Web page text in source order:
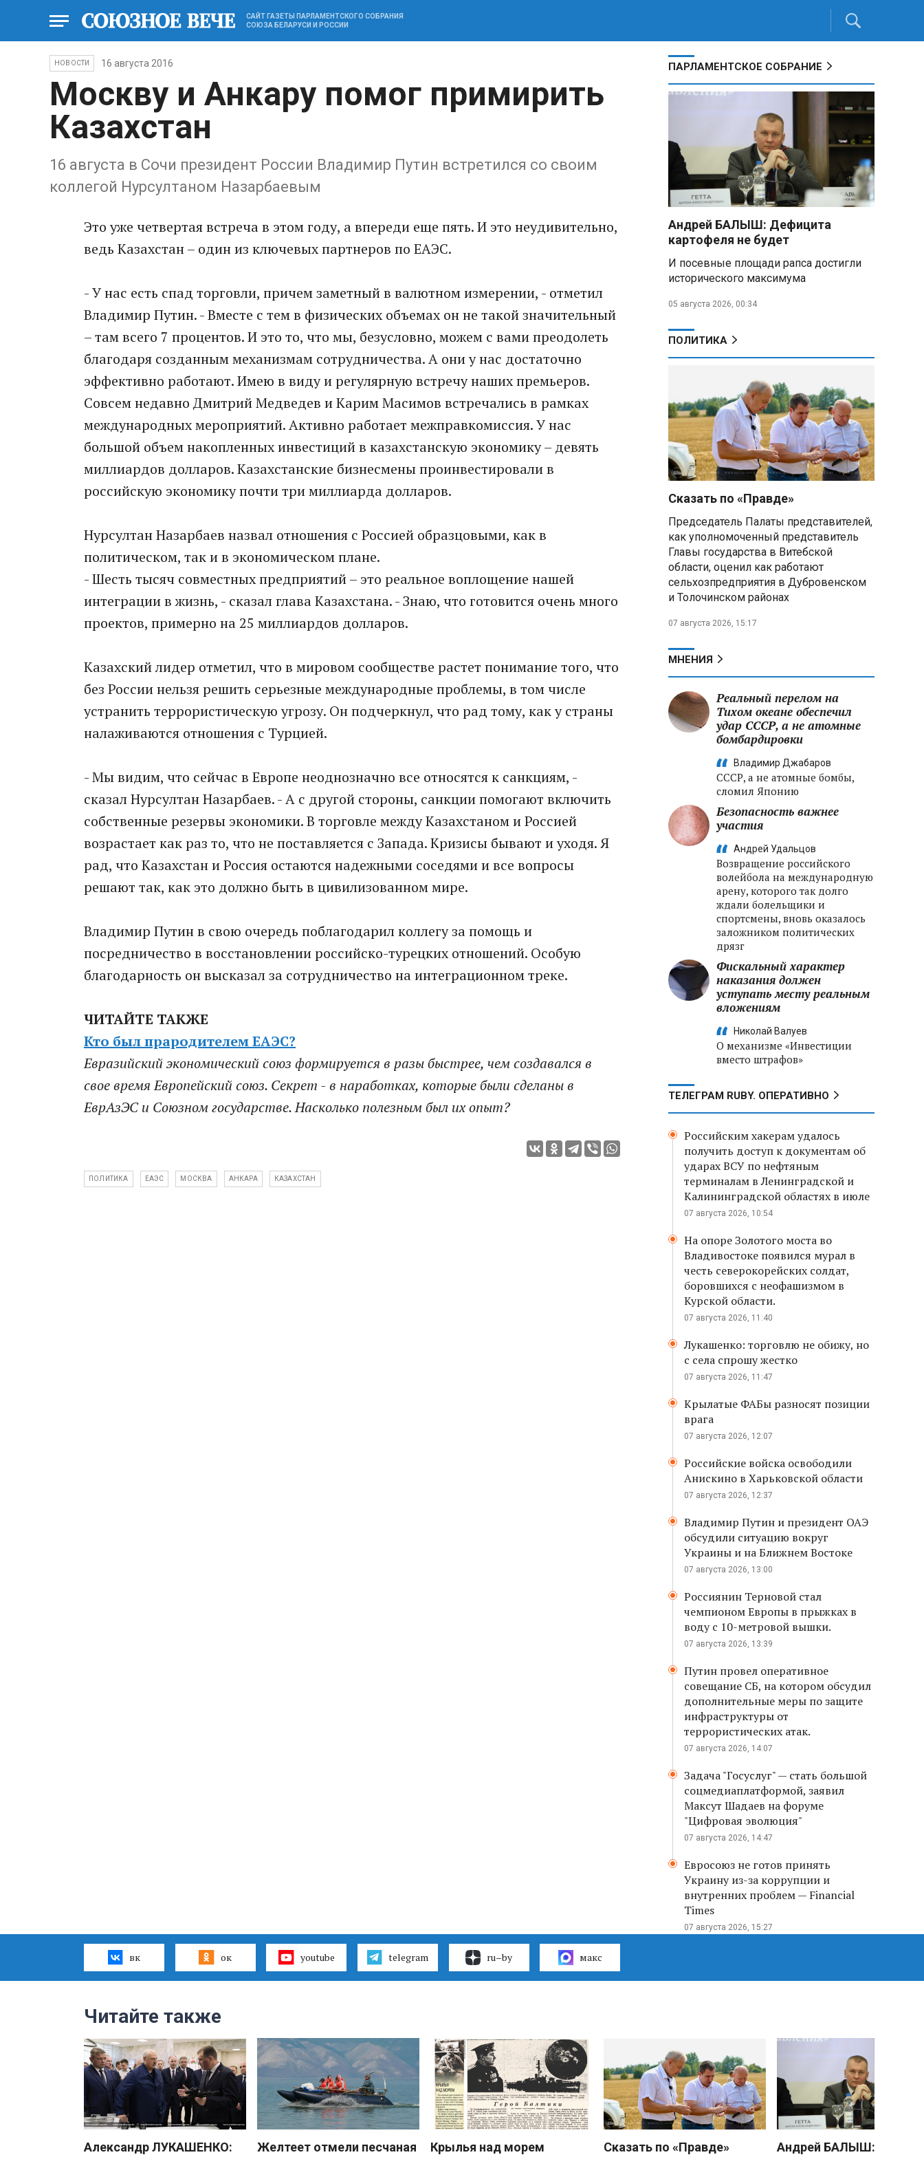
САЙТ ГАЗЕТЫ ПАРЛАМЕНТСКОГО СОБРАНИЯ
СОЮЗА БЕЛАРУСИ И РОССИИ
НОВОСТИ 16 августа 2016
Москву и Анкару помог примирить
Казахстан
16 августа в Сочи президент России Владимир Путин встретился со своим
коллегой Нурсултаном Назарбаевым
Это уже четвертая встреча в этом году, а впереди еще пять. И это неудивительно,
ведь Казахстан – один из ключевых партнеров по ЕАЭС.
- У нас есть спад торговли, причем заметный в валютном измерении, - отметил
Владимир Путин. - Вместе с тем в физических объемах он не такой значительный
– там всего 7 процентов. И это то, что мы, безусловно, можем с вами преодолеть
благодаря созданным механизмам сотрудничества. А они у нас достаточно
эффективно работают. Имею в виду и регулярную встречу наших премьеров.
Совсем недавно Дмитрий Медведев и Карим Масимов встречались в рамках
международных мероприятий. Активно работает межправкомиссия. У нас
большой объем накопленных инвестиций в казахстанскую экономику – девять
миллиардов долларов. Казахстанские бизнесмены проинвестировали в
российскую экономику почти три миллиарда долларов.
Нурсултан Назарбаев назвал отношения с Россией образцовыми, как в
политическом, так и в экономическом плане.
- Шесть тысяч совместных предприятий – это реальное воплощение нашей
интеграции в жизнь, - сказал глава Казахстана. - Знаю, что готовится очень много
проектов, примерно на 25 миллиардов долларов.
Казахский лидер отметил, что в мировом сообществе растет понимание того, что
без России нельзя решить серьезные международные проблемы, в том числе
устранить террористическую угрозу. Он подчеркнул, что рад тому, как у страны
налаживаются отношения с Турцией.
- Мы видим, что сейчас в Европе неоднозначно все относятся к санкциям, -
сказал Нурсултан Назарбаев. - А с другой стороны, санкции помогают включить
собственные резервы экономики. В торговле между Казахстаном и Россией
возрастает как раз то, что не поставляется с Запада. Кризисы бывают и уходя. Я
рад, что Казахстан и Россия остаются надежными соседями и все вопросы
решают так, как это должно быть в цивилизованном мире.
Владимир Путин в свою очередь поблагодарил коллегу за помощь и
посредничество в восстановлении российско-турецких отношений. Особую
благодарность он высказал за сотрудничество на интеграционном треке.
ЧИТАЙТЕ ТАКЖЕ
Кто был прародителем ЕАЭС?
Евразийский экономический союз формируется в разы быстрее, чем создавался в
свое время Европейский союз. Секрет - в наработках, которые были сделаны в
ЕврАзЭС и Союзном государстве. Насколько полезным был их опыт?
ПОЛИТИКА ЕАЭС МОСКВА АНКАРА КАЗАХСТАН
ПАРЛАМЕНТСКОЕ СОБРАНИЕ
Андрей БАЛЫШ: Дефицита
картофеля не будет
И посевные площади рапса достигли
исторического максимума
05 августа 2026, 00:34
ПОЛИТИКА
Сказать по «Правде»
Председатель Палаты представителей,
как уполномоченный представитель
Главы государства в Витебской
области, оценил как работают
сельхозпредприятия в Дубровенском
и Толочинском районах
07 августа 2026, 15:17
МНЕНИЯ
Реальный перелом на
Тихом океане обеспечил
удар СССР, а не атомные
бомбардировки
Владимир Джабаров
СССР, а не атомные бомбы,
сломил Японию
Безопасность важнее
участия
Андрей Удальцов
Возвращение российского
волейбола на международную
арену, которого так долго
ждали болельщики и
спортсмены, вновь оказалось
заложником политических
дрязг
Фискальный характер
наказания должен
уступать месту реальным
вложениям
Николай Валуев
О механизме «Инвестиции
вместо штрафов»
ТЕЛЕГРАМ RUBY. ОПЕРАТИВНО
Российским хакерам удалось
получить доступ к документам об
ударах ВСУ по нефтяным
терминалам в Ленинградской и
Калининградской областях в июле
07 августа 2026, 10:54
На опоре Золотого моста во
Владивостоке появился мурал в
честь северокорейских солдат,
боровшихся с неофашизмом в
Курской области.
07 августа 2026, 11:40
Лукашенко: торговлю не обижу, но
с села спрошу жестко
07 августа 2026, 11:47
Крылатые ФАБы разносят позиции
врага
07 августа 2026, 12:07
Российские войска освободили
Анискино в Харьковской области
07 августа 2026, 12:37
Владимир Путин и президент ОАЭ
обсудили ситуацию вокруг
Украины и на Ближнем Востоке
07 августа 2026, 13:00
Россиянин Терновой стал
чемпионом Европы в прыжках в
воду с 10-метровой вышки.
07 августа 2026, 13:39
Путин провел оперативное
совещание СБ, на котором обсудил
дополнительные меры по защите
инфраструктуры от
террористических атак.
07 августа 2026, 14:07
Задача "Госуслуг" — стать большой
соцмедиаплатформой, заявил
Максут Шадаев на форуме
"Цифровая эволюция"
07 августа 2026, 14:47
Евросоюз не готов принять
Украину из-за коррупции и
внутренних проблем — Financial
Times
07 августа 2026, 15:27
вк ок youtube telegram ru–by макс
Читайте также
Александр ЛУКАШЕНКО:
Желтеет отмели песчаная
Крылья над морем Сказать по «Правде»
Андрей БАЛЫШ: